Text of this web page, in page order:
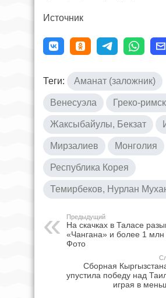
Источник
Теги: Аманат (заложник)
Венесуэла Греко-
Жаксыбайулы, Бекзат
Мирзалиев Монголия
Республика Корея
Темирбеков, Нурлан
Предыдущий
На скачках в Таласе
«Чангана» и более 1 млн
Фото
Сборная
упустила победу над
играя в